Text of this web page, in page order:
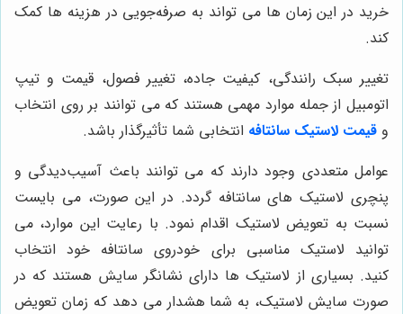
خرید در این زمان ها می تواند به صرفه‌جویی در هزینه ها کمک
کند.
تغییر سبک رانندگی، کیفیت جاده، تغییر فصول، قیمت و تیپ
اتومبیل از جمله موارد مهمی هستند که می توانند بر روی انتخاب
و قیمت لاستیک سانتافه انتخابی شما تأثیرگذار باشد.
عوامل متعددی وجود دارند که می توانند باعث آسیب‌دیدگی و
پنچری لاستیک های سانتافه گردد. در این صورت، می بایست
نسبت به تعویض لاستیک اقدام نمود. با رعایت این موارد، می
توانید لاستیک مناسبی برای خودروی سانتافه خود انتخاب
کنید. بسیاری از لاستیک ها دارای نشانگر سایش هستند که در
صورت سایش لاستیک، به شما هشدار می دهد که زمان تعویض